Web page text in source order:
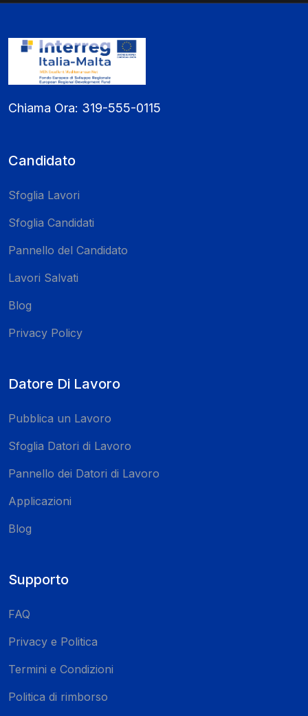
Chiama Ora: 319-555-0115
Candidato
Sfoglia Lavori
Sfoglia Candidati
Pannello del Candidato
Lavori Salvati
Blog
Privacy Policy
Datore Di Lavoro
Pubblica un Lavoro
Sfoglia Datori di Lavoro
Pannello dei Datori di Lavoro
Applicazioni
Blog
Supporto
FAQ
Privacy e Politica
Termini e Condizioni
Politica di rimborso